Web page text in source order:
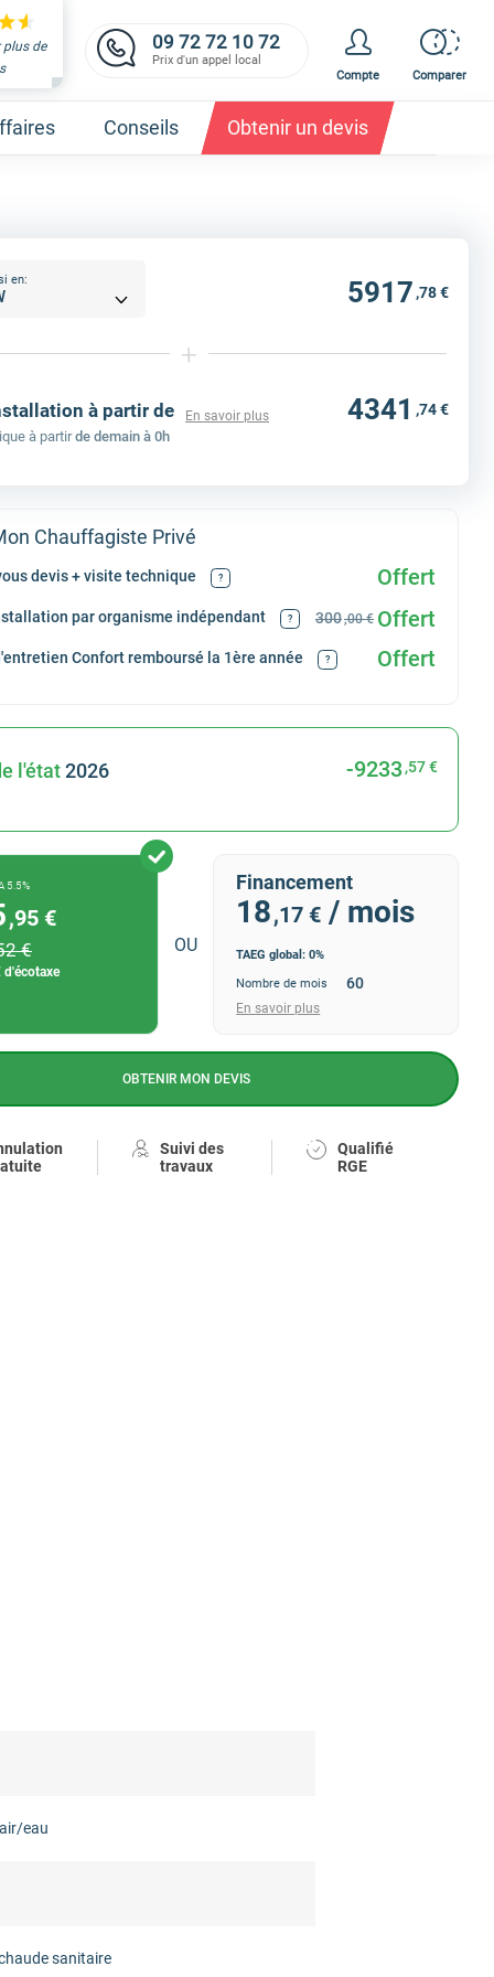
de
09 72 72 10 72
Prix d'un appel local
Compte
Comparer
obtenez un devis,
Conseils Obtenir un devis
en: 5917 ,78 €
+
à partir de En savoir plus 4341 ,74 €
à partirde demain à 0h
Chauffagiste Privé
devis + visite technique ? Offert
par organisme indépendant ? Offert
300,00 €
Confort remboursé la 1ère année ? Offert
l'état2026 -9233,57 €
5.5%
,95 €
€
d'écotaxe
OU
Financement
18,17 € / mois
TAEG global: 0%
Nombre de mois
En savoir plus
OBTENIR MON DEVIS
Suivi des
travaux
Qualifié
RGE
eau
sanitaire